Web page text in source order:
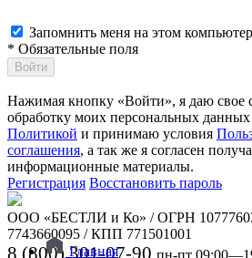
Запомнить меня на этом
* Обязательные поля
Войти
Нажимая кнопку «Войти», я даю свое
обработку моих персональных данных
Политикой и принимаю условия
соглашения, а так же я согласен
информационные материалы.
Регистрация Восстановить пароль
ООО «БЕСТЛИ и Ко» / ОГРН
7743660095 / КПП 771501001
8 (800) 301-07-90 пн-пт
Главная